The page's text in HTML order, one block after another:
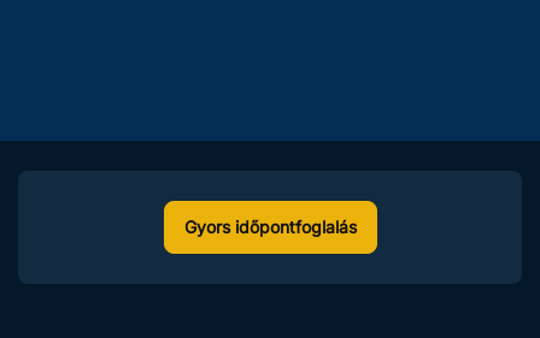
Gyors időpontfoglalás